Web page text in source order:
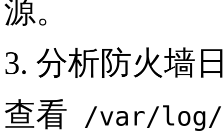
源。
3. 分析防火墙
查看 /var/log/